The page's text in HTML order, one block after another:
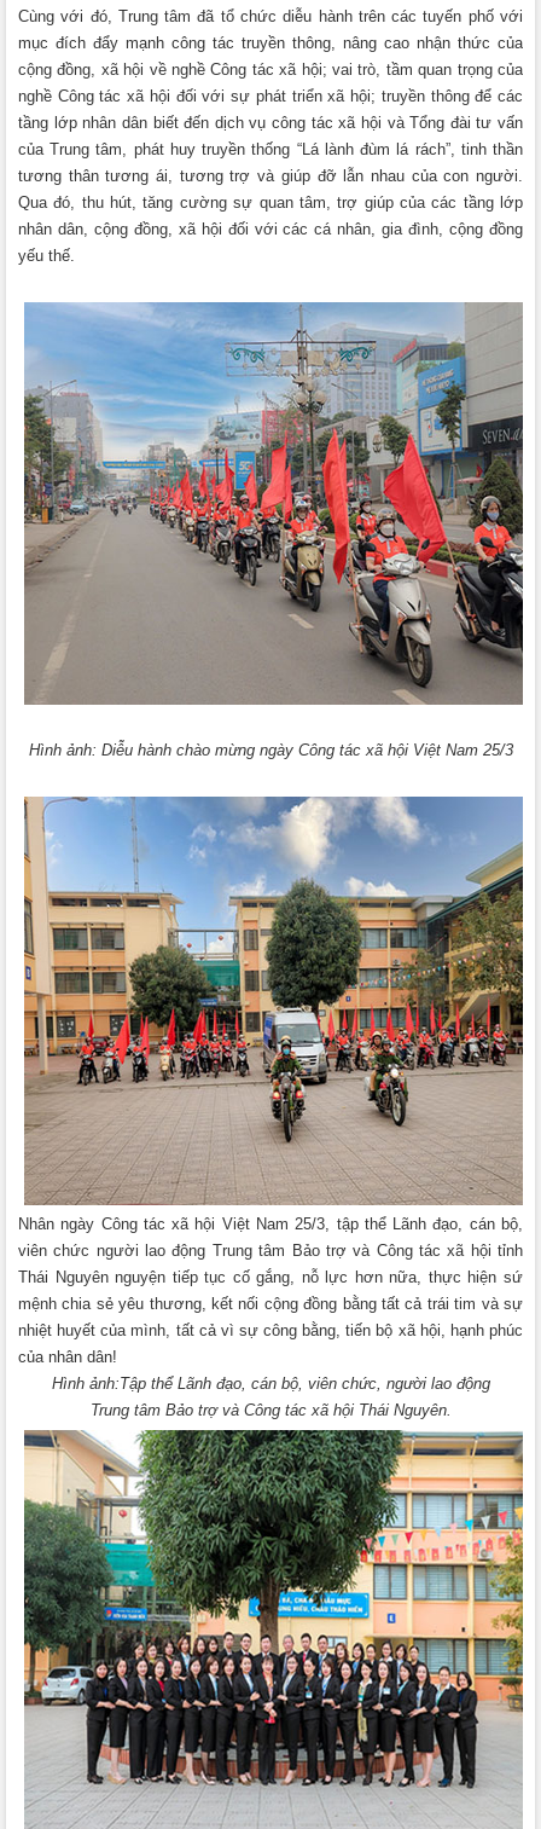
Cùng với đó, Trung tâm đã tổ chức diễu hành trên các tuyến phố với
mục đích đẩy mạnh công tác truyền thông, nâng cao nhận thức của
cộng đồng, xã hội về nghề Công tác xã hội; vai trò, tầm quan trọng của
nghề Công tác xã hội đối với sự phát triển xã hội; truyền thông để các
tầng lớp nhân dân biết đến dịch vụ công tác xã hội và Tổng đài tư vấn
của Trung tâm, phát huy truyền thống “Lá lành đùm lá rách”, tinh thần
tương thân tương ái, tương trợ và giúp đỡ lẫn nhau của con người.
Qua đó, thu hút, tăng cường sự quan tâm, trợ giúp của các tầng lớp
nhân dân, cộng đồng, xã hội đối với các cá nhân, gia đình, cộng đồng
yếu thế.
Hình ảnh: Diễu hành chào mừng ngày Công tác xã hội Việt Nam 25/3
Nhân ngày Công tác xã hội Việt Nam 25/3, tập thể Lãnh đạo, cán bộ,
viên chức người lao động Trung tâm Bảo trợ và Công tác xã hội tỉnh
Thái Nguyên nguyện tiếp tục cố gắng, nỗ lực hơn nữa, thực hiện sứ
mệnh chia sẻ yêu thương, kết nối cộng đồng bằng tất cả trái tim và sự
nhiệt huyết của mình, tất cả vì sự công bằng, tiến bộ xã hội, hạnh phúc
của nhân dân!
Hình ảnh:Tập thể Lãnh đạo, cán bộ, viên chức, người lao động
Trung tâm Bảo trợ và Công tác xã hội Thái Nguyên.